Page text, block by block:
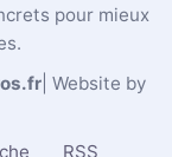
pour mieux
| Website by
RSS